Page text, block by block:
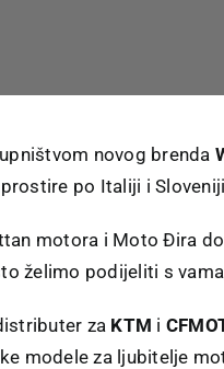
novog brenda
po Italiji i
motora i Moto Đira
želimo podijeliti s
za KTM i
modele za ljubitelje